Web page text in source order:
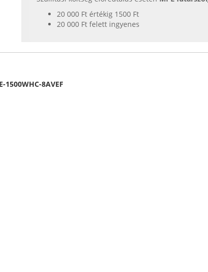
20 000 Ft értékig 1500 Ft
20 000 Ft felett ingyenes
8AVEF